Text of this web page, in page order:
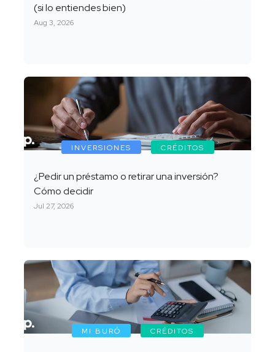
(si lo entiendes bien)
Aug 3, 2026
INVERSIONES CRÉDITOS
¿Pedir un préstamo o retirar una inversión?
Cómo decidir
Jul 27, 2026
MI BURÓ CRÉDITOS